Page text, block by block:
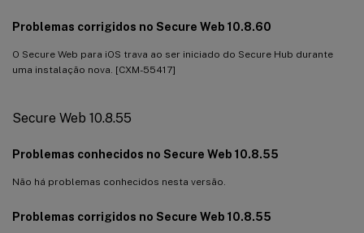
Problemas corrigidos no Secure Web 10.8.60
O Secure Web para iOS trava ao ser iniciado do Secure Hub durante
uma instalação nova. [CXM-55417]
Secure Web 10.8.55
Problemas conhecidos no Secure Web 10.8.55
Não há problemas conhecidos nesta versão.
Problemas corrigidos no Secure Web 10.8.55